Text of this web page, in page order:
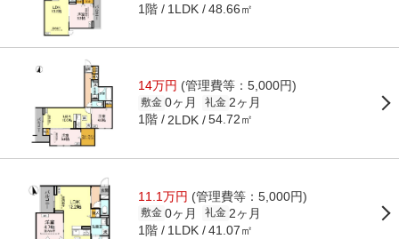
1階 1LDK 48.66㎡
14万円 (管理費等：5,000円)
敷金 0ヶ月 礼金 2ヶ月
1階 2LDK 54.72㎡
11.1万円 (管理費等：5,000円)
敷金 0ヶ月 礼金 2ヶ月
1階 1LDK 41.07㎡